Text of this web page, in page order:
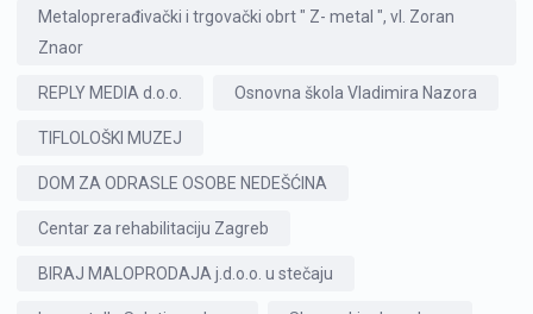
Metaloprerađivački i trgovački obrt " Z- metal ", vl. Zoran
Znaor
REPLY MEDIA d.o.o. Osnovna škola Vladimira Nazora
TIFLOLOŠKI MUZEJ
DOM ZA ODRASLE OSOBE NEDEŠĆINA
Centar za rehabilitaciju Zagreb
BIRAJ MALOPRODAJA j.d.o.o. u stečaju